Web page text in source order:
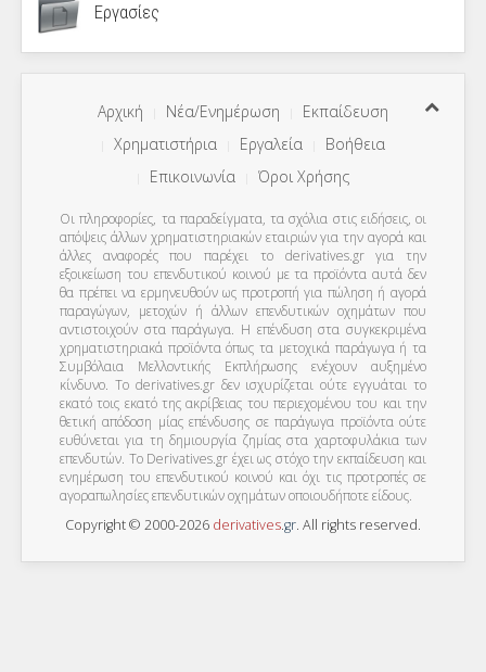
Εργασίες
Αρχική Νέα/Ενημέρωση
Εκπαίδευση
Χρηματιστήρια
Εργαλεία
Βοήθεια
Επικοινωνία
Όροι Χρήσης
Οι πληροφορίες, τα παραδείγματα, τα σχόλια στις ειδήσεις, οι
απόψεις άλλων χρηματιστηριακών εταιριών για την αγορά και
άλλες αναφορές που παρέχει το derivatives.gr για την
εξοικείωση του επενδυτικού κοινού με τα προϊόντα αυτά δεν
θα πρέπει να ερμηνευθούν ως προτροπή για πώληση ή αγορά
παραγώγων, μετοχών ή άλλων επενδυτικών οχημάτων που
αντιστοιχούν στα παράγωγα. Η επένδυση στα συγκεκριμένα
χρηματιστηριακά προϊόντα όπως τα μετοχικά παράγωγα ή τα
Συμβόλαια Μελλοντικής Εκπλήρωσης ενέχουν αυξημένο
κίνδυνο. Το derivatives.gr δεν ισχυρίζεται ούτε εγγυάται το
εκατό τοις εκατό της ακρίβειας του περιεχομένου του και την
θετική απόδοση μίας επένδυσης σε παράγωγα προϊόντα ούτε
ευθύνεται για τη δημιουργία ζημίας στα χαρτοφυλάκια των
επενδυτών. To Derivatives.gr έχει ως στόχο την εκπαίδευση και
ενημέρωση του επενδυτικού κοινού και όχι τις προτροπές σε
αγοραπωλησίες επενδυτικών οχημάτων οποιουδήποτε είδους.
Copyright © 2000-2026 derivatives.gr. All rights reserved.